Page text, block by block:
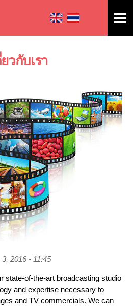
ยวกับเรา
2016 - 11:45
state-of-the-art broadcasting studio
and expertise necessary to
and TV commercials. We can